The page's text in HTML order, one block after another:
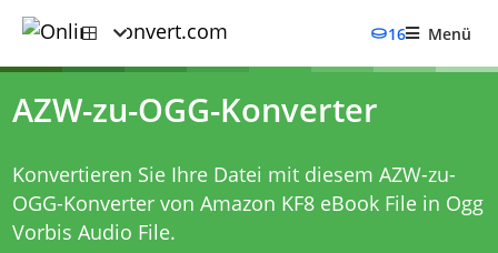
16 Menü
AZW-zu-OGG-Konverter
Konvertieren Sie Ihre Datei mit diesem AZW-zu-
OGG-Konvertervon Amazon KF8 eBook File in Ogg
Vorbis Audio File.